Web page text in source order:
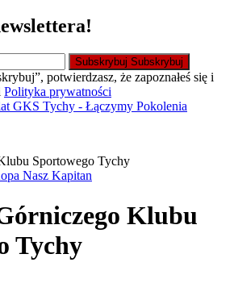
Subskrybuj Subskrybuj
potwierdzasz, że zapoznałeś się i
Polityka prywatności
GKS Tychy - Łączymy Pokolenia
Sportowego Tychy
Nasz Kapitan
Klubu
Tychy